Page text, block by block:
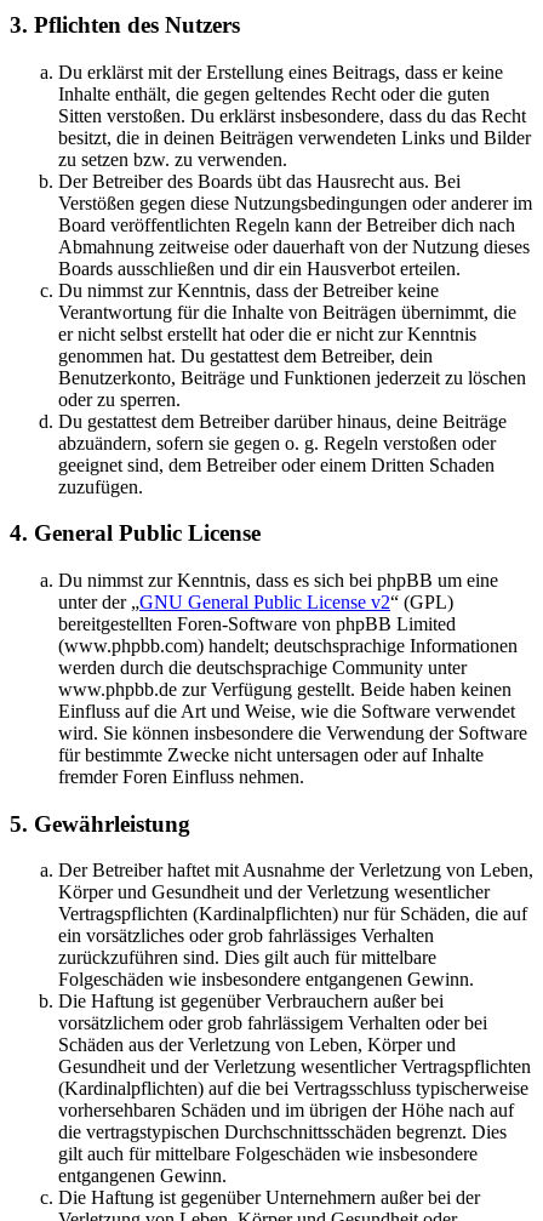
3. Pflichten des Nutzers
Du erklärst mit der Erstellung eines Beitrags, dass er keine
Inhalte enthält, die gegen geltendes Recht oder die guten
Sitten verstoßen. Du erklärst insbesondere, dass du das Recht
besitzt, die in deinen Beiträgen verwendeten Links und Bilder
zu setzen bzw. zu verwenden.
Der Betreiber des Boards übt das Hausrecht aus. Bei
Verstößen gegen diese Nutzungsbedingungen oder anderer im
Board veröffentlichten Regeln kann der Betreiber dich nach
Abmahnung zeitweise oder dauerhaft von der Nutzung dieses
Boards ausschließen und dir ein Hausverbot erteilen.
Du nimmst zur Kenntnis, dass der Betreiber keine
Verantwortung für die Inhalte von Beiträgen übernimmt, die
er nicht selbst erstellt hat oder die er nicht zur Kenntnis
genommen hat. Du gestattest dem Betreiber, dein
Benutzerkonto, Beiträge und Funktionen jederzeit zu löschen
oder zu sperren.
Du gestattest dem Betreiber darüber hinaus, deine Beiträge
abzuändern, sofern sie gegen o. g. Regeln verstoßen oder
geeignet sind, dem Betreiber oder einem Dritten Schaden
zuzufügen.
4. General Public License
Du nimmst zur Kenntnis, dass es sich bei phpBB um eine
unter der „GNU General Public License v2“ (GPL)
bereitgestellten Foren-Software von phpBB Limited
(www.phpbb.com) handelt; deutschsprachige Informationen
werden durch die deutschsprachige Community unter
www.phpbb.de zur Verfügung gestellt. Beide haben keinen
Einfluss auf die Art und Weise, wie die Software verwendet
wird. Sie können insbesondere die Verwendung der Software
für bestimmte Zwecke nicht untersagen oder auf Inhalte
fremder Foren Einfluss nehmen.
5. Gewährleistung
Der Betreiber haftet mit Ausnahme der Verletzung von Leben,
Körper und Gesundheit und der Verletzung wesentlicher
Vertragspflichten (Kardinalpflichten) nur für Schäden, die auf
ein vorsätzliches oder grob fahrlässiges Verhalten
zurückzuführen sind. Dies gilt auch für mittelbare
Folgeschäden wie insbesondere entgangenen Gewinn.
Die Haftung ist gegenüber Verbrauchern außer bei
vorsätzlichem oder grob fahrlässigem Verhalten oder bei
Schäden aus der Verletzung von Leben, Körper und
Gesundheit und der Verletzung wesentlicher Vertragspflichten
(Kardinalpflichten) auf die bei Vertragsschluss typischerweise
vorhersehbaren Schäden und im übrigen der Höhe nach auf
die vertragstypischen Durchschnittsschäden begrenzt. Dies
gilt auch für mittelbare Folgeschäden wie insbesondere
entgangenen Gewinn.
Die Haftung ist gegenüber Unternehmern außer bei der